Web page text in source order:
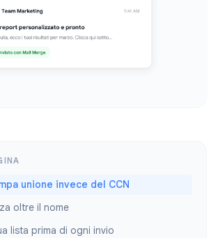
unione invece del CCN
oltre il nome
lista prima di ogni invio